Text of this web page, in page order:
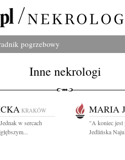
pogrzebowy
Inne nekrologi
KRAKÓW
w sercach
MARIA
"A koniec jest
Jedlińska